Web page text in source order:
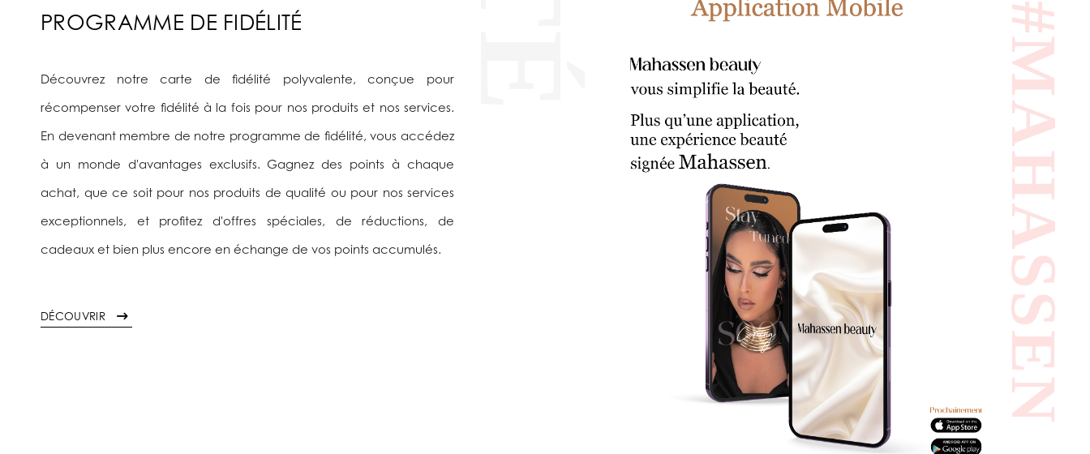
PROGRAMME DE FIDÉLITÉ
Découvrez notre carte de fidélité polyvalente, conçue pour
récompenser votre fidélité à la fois pour nos produits et nos services.
En devenant membre de notre programme de fidélité, vous accédez
à un monde d'avantages exclusifs. Gagnez des points à chaque
achat, que ce soit pour nos produits de qualité ou pour nos services
exceptionnels, et profitez d'offres spéciales, de réductions, de
cadeaux et bien plus encore en échange de vos points accumulés.
DÉCOUVRIR #MAHASSEN